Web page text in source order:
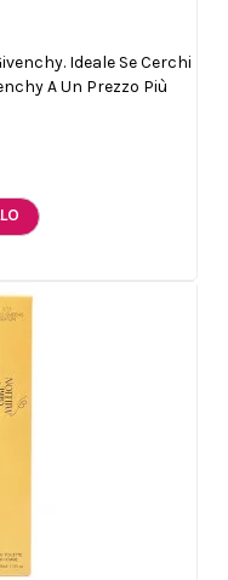
Ideale Se Cerchi
A Un Prezzo Più